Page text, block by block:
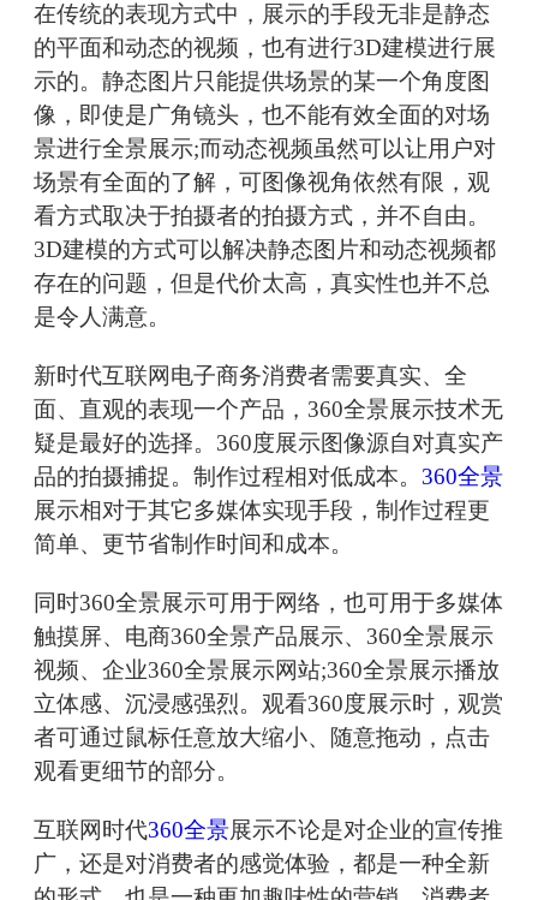
在传统的表现方式中，展示的手段无非是静态
的平面和动态的视频，也有进行3D建模进行展
示的。静态图片只能提供场景的某一个角度图
像，即使是广角镜头，也不能有效全面的对场
景进行全景展示;而动态视频虽然可以让用户对
场景有全面的了解，可图像视角依然有限，观
看方式取决于拍摄者的拍摄方式，并不自由。
3D建模的方式可以解决静态图片和动态视频都
存在的问题，但是代价太高，真实性也并不总
是令人满意。
新时代互联网电子商务消费者需要真实、全
面、直观的表现一个产品，360全景展示技术无
疑是最好的选择。360度展示图像源自对真实产
品的拍摄捕捉。制作过程相对低成本。 360全景
展示相对于其它多媒体实现手段，制作过程更
简单、更节省制作时间和成本。
同时360全景展示可用于网络，也可用于多媒体
触摸屏、电商360全景产品展示、360全景展示
视频、企业360全景展示网站;360全景展示播放
立体感、沉浸感强烈。观看360度展示时，观赏
者可通过鼠标任意放大缩小、随意拖动，点击
观看更细节的部分。
互联网时代360全景展示不论是对企业的宣传推
广，还是对消费者的感觉体验，都是一种全新